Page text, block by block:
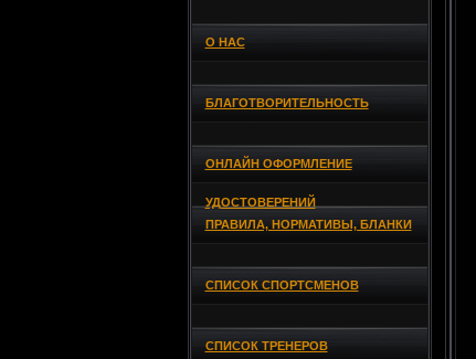
О НАС
БЛАГОТВОРИТЕЛЬНОСТЬ
ОНЛАЙН ОФОРМЛЕНИЕ
УДОСТОВЕРЕНИЙ
ПРАВИЛА, НОРМАТИВЫ, БЛАНКИ
СПИСОК СПОРТСМЕНОВ
СПИСОК ТРЕНЕРОВ